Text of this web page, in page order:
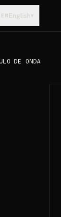
EN English▾
DE ONDA